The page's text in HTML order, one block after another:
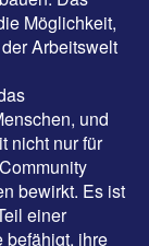
Möglichkeit,
Arbeitswelt
und
nicht nur für
bewirkt. Es ist
einer
befähigt, ihre